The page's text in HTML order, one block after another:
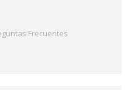
Frecuentes